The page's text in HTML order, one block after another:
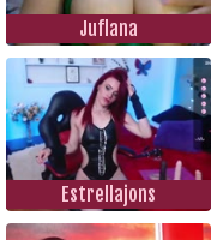
Juflana
Estrellajons